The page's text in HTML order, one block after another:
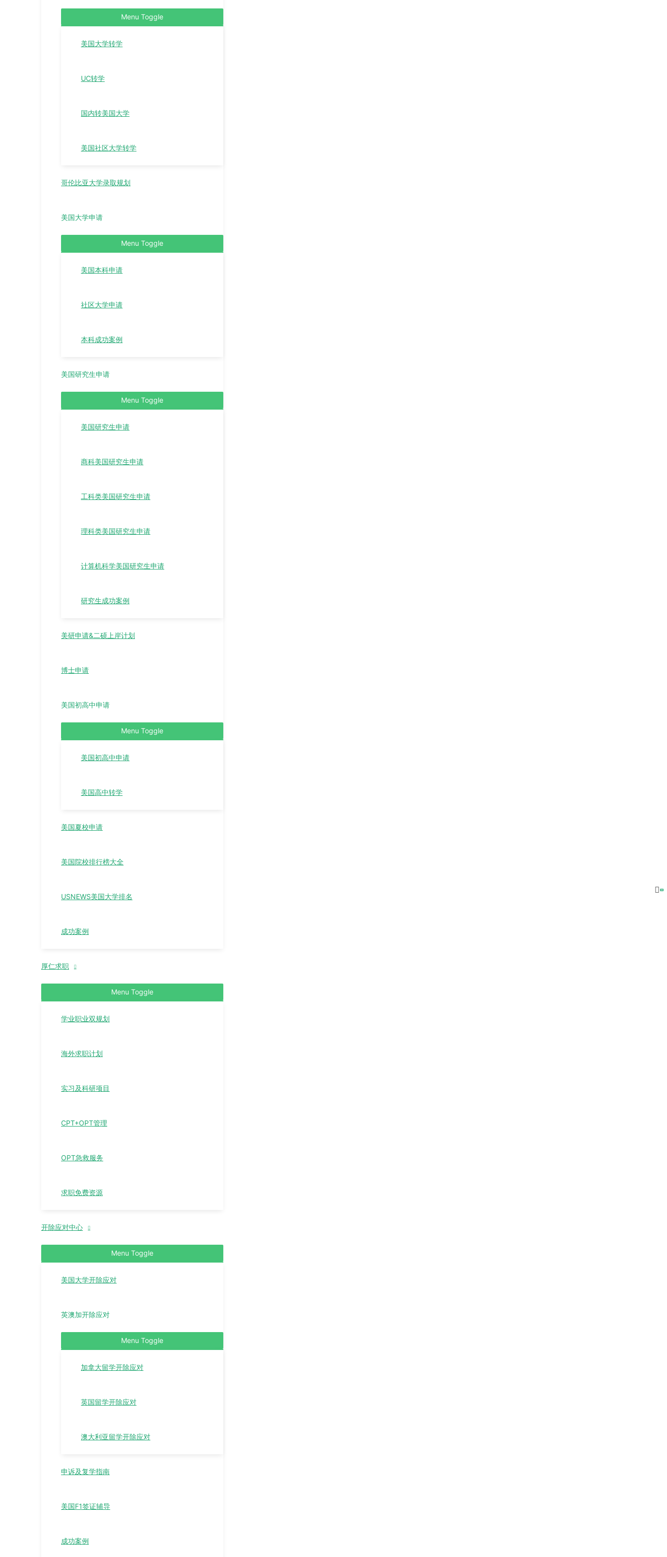
Menu Toggle
美国大学转学
UC转学
国内转美国大学
美国社区大学转学
哥伦比亚大学录取规划
美国大学申请
Menu Toggle
美国本科申请
社区大学申请
本科成功案例
美国研究生申请
Menu Toggle
美国研究生申请
商科美国研究生申请
工科类美国研究生申请
理科类美国研究生申请
计算机科学美国研究生申请
研究生成功案例
美研申请&二硕上岸计划
博士申请
美国初高中申请
Menu Toggle
美国初高中申请
美国高中转学
美国夏校申请
美国院校排行榜大全
USNEWS美国大学排名
成功案例
厚仁求职
Menu Toggle
学业职业双规划
海外求职计划
实习及科研项目
CPT+OPT管理
OPT急救服务
求职免费资源
开除应对中心
Menu Toggle
美国大学开除应对
英澳加开除应对
Menu Toggle
加拿大留学开除应对
英国留学开除应对
澳大利亚留学开除应对
申诉及复学指南
美国F1签证辅导
成功案例